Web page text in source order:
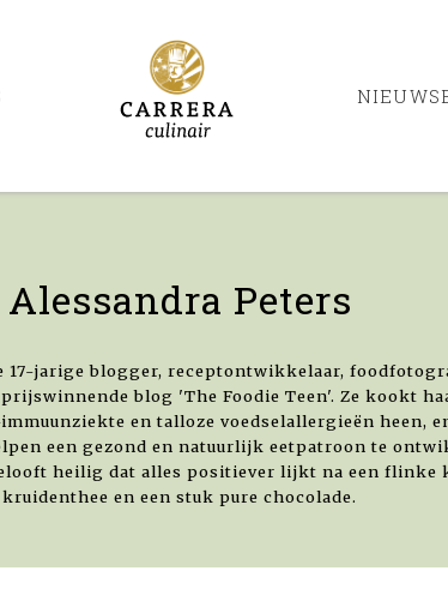
Alessandra Peters
17-jarige blogger, receptontwikkelaar,
blog 'The Foodie Teen'. Ze kookt
en talloze voedselallergieën heen,
een gezond en natuurlijk eetpatroon te
heilig dat alles positiever lijkt na een flinke
kruidenthee en een stuk pure chocolade.